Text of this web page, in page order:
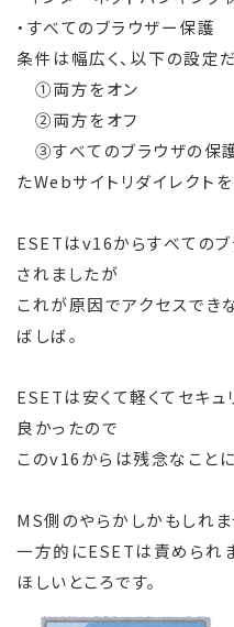
・すべてのブラウザー保護
条件は幅広く、以下の設定
①両方をオン
②両方をオフ
③すべてのブラウザの保
たWebサイトリダイレクト
ESETはv16からすべての
されましたが
これが原因でアクセスでき
ばしば。
ESETは安くて軽くてセキュ
良かったので
このv16からは残念なことに
MS側のやらかしかもしれ
一方的にESETは責められ
ほしいところです。